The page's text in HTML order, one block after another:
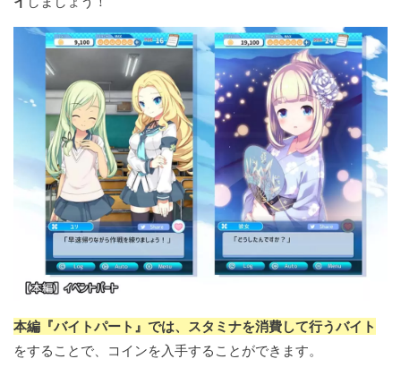
本編『バイトパート』では、スタミナを消費して行うバイト
をすることで、コインを入手することができます。